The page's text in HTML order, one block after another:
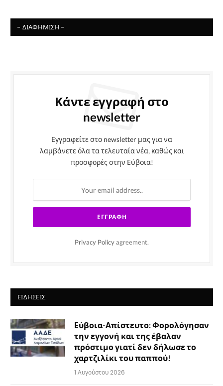
- ΔΙΑΦΉΜΙΣΗ -
Κάντε εγγραφή στο
newsletter
Εγγραφείτε στο newsletter μας για να
λαμβάνετε όλα τα τελευταία νέα, καθώς και
προσφορές στην Εύβοια!
Privacy Policy agreement.
ΕΙΔΉΣΕΙΣ
Εύβοια-Απίστευτο: Φορολόγησαν
την εγγονή και της έβαλαν
πρόστιμο γιατί δεν δήλωσε το
χαρτζιλίκι του παππού!
1 Αυγούστου 2026